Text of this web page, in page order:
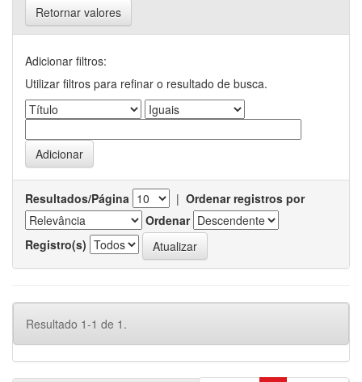
Retornar valores
Adicionar filtros:
Utilizar filtros para refinar o resultado de busca.
Resultados/Página | Ordenar registros por
Ordenar
Registro(s)
Resultado 1-1 de 1.